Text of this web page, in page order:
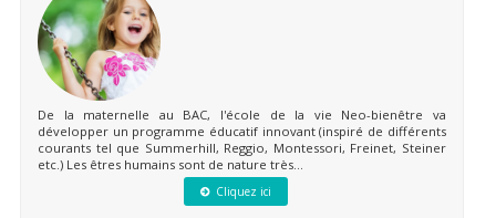
De la maternelle au BAC, l'école de la vie Neo-bienêtre va
développer un programme éducatif innovant (inspiré de différents
courants tel que Summerhill, Reggio, Montessori, Freinet, Steiner
etc.) Les êtres humains sont de nature très...
Cliquez ici